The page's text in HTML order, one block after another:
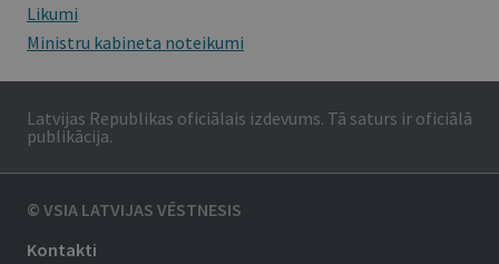
Likumi
Ministru kabineta noteikumi
Latvijas Republikas oficiālais izdevums. Tā saturs ir oficiālā
publikācija.
© VSIA LATVIJAS VĒSTNESIS
Kontakti